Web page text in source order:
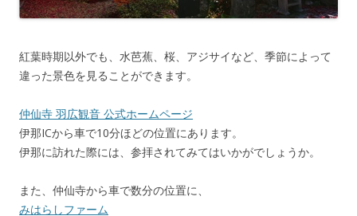
紅葉時期以外でも、水芭蕉、桜、アジサイなど、季節によって
違った景色を見ることができます。
仲仙寺 羽広観音 公式ホームページ
伊那ICから車で10分ほどの位置にあります。
伊那に訪れた際には、参拝されてみてはいかがでしょうか。
また、仲仙寺から車で数分の位置に、
みはらしファーム